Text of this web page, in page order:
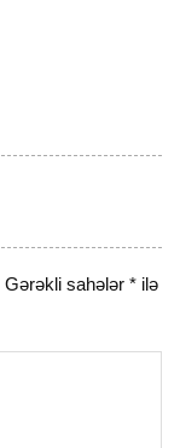
Gərəkli sahələr* ilə